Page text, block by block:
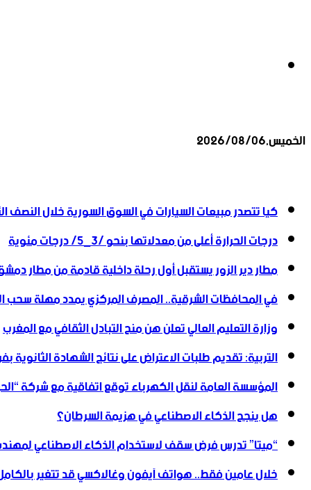
الخميس,2026/08/06
كيا تتصدر مبيعات السيارات في السوق السورية خلال النصف
درجات الحرارة أعلى من معدلاتها بنحو /3_5/ درجات مئوية
مطار دير الزور يستقبل أول رحلة داخلية قادمة من مطار
في المحافظات الشرقية.. المصرف المركزي يمدد مهلة سحب
وزارة التعليم العالي تعلن هن منح التبادل الثقافي مع المغرب
التربية: تقديم طلبات الاعتراض على نتائج الشهادة
المؤسسة العامة لنقل الكهرباء توقع اتفاقية مع شركة
هل ينجح الذكاء الاصطناعي في هزيمة السرطان؟
“ميتا” تدرس فرض سقف لاستخدام الذكاء الاصطناعي
خلال عامين فقط.. هواتف آيفون وغالاكسي قد تتغير